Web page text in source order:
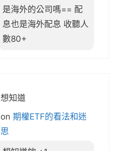
是海外的公司嗎== 配
息也是海外配息 收聽人
數80+
想知道
on 期權ETF的看法和迷
思